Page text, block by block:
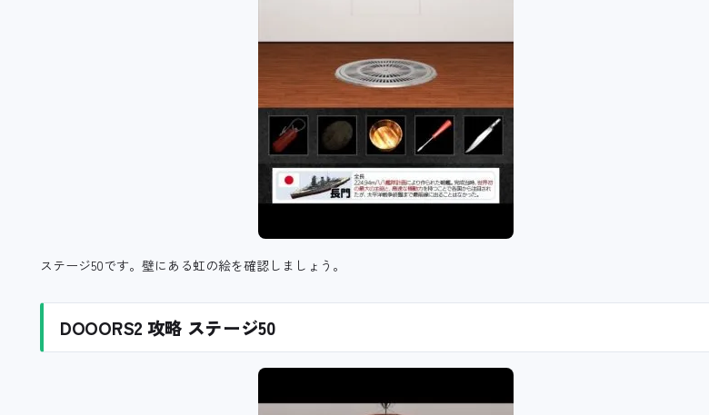
ステージ50です。壁にある虹の絵を確認しましょう。
DOOORS2 攻略 ステージ50